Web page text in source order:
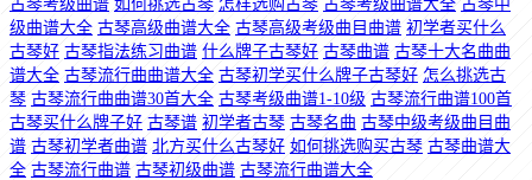
古琴考级曲谱 如何挑选古琴 怎样选购古琴 古琴考级曲谱大全 古琴中
级曲谱大全 古琴高级曲谱大全 古琴高级考级曲目曲谱 初学者买什么
古琴好 古琴指法练习曲谱 什么牌子古琴好 古琴曲谱 古琴十大名曲曲
谱大全 古琴流行曲曲谱大全 古琴初学买什么牌子古琴好 怎么挑选古
琴 古琴流行曲曲谱30首大全 古琴考级曲谱1-10级 古琴流行曲谱100首
古琴买什么牌子好 古琴谱 初学者古琴 古琴名曲 古琴中级考级曲目曲
谱 古琴初学者曲谱 北方买什么古琴好 如何挑选购买古琴 古琴曲谱大
全 古琴流行曲谱 古琴初级曲谱 古琴流行曲谱大全